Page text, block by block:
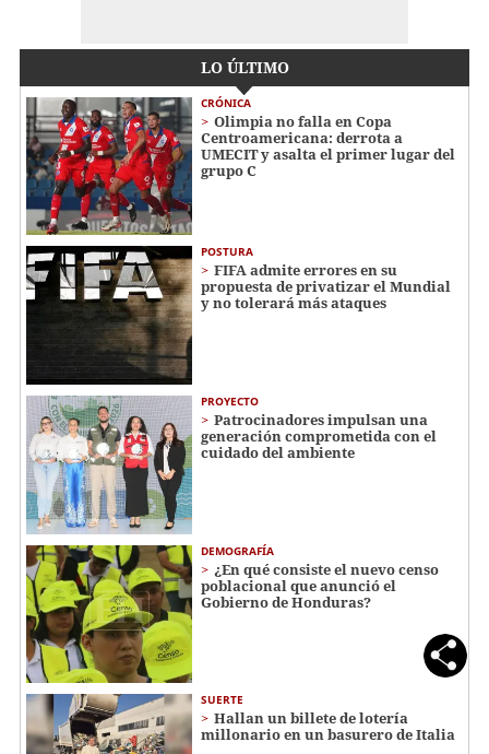
LO ÚLTIMO
CRÓNICA
Olimpia no falla en Copa
Centroamericana: derrota a
UMECIT y asalta el primer lugar del
grupo C
POSTURA
FIFA admite errores en su
propuesta de privatizar el Mundial
y no tolerará más ataques
PROYECTO
Patrocinadores impulsan una
generación comprometida con el
cuidado del ambiente
DEMOGRAFÍA
¿En qué consiste el nuevo censo
poblacional que anunció el
Gobierno de Honduras?
SUERTE
Hallan un billete de lotería
millonario en un basurero de Italia